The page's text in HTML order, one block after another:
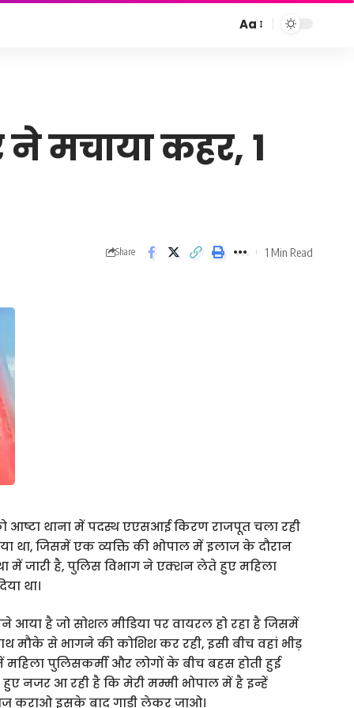
Font
Aa
मचाया कहर, 1
Share 1 Min Read
आष्टा थाना में पदस्थ एएसआई किरण राजपूत चला रही
था, जिसमें एक व्यक्ति की भोपाल में इलाज के दौरान
में जारी है, पुलिस विभाग ने एक्शन लेते हुए महिला
था।
है जो सोशल मीडिया पर वायरल हो रहा है जिसमें
से भागने की कोशिश कर रही, इसी बीच वहां भीड़
महिला पुलिसकर्मी और लोगों के बीच बहस होती हुई
नजर आ रही है कि मेरी मम्मी भोपाल में है इन्हें
कराओ इसके बाद गाड़ी लेकर जाओ।